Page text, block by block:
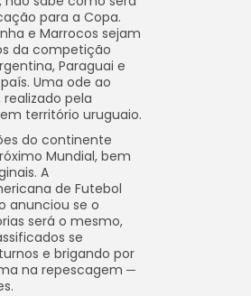
para a Copa.
e Marrocos sejam
da competição
Paraguai e
Uma ode ao
pela
território uruguaio.
do continente
Mundial, bem
A
de Futebol
anunciou se o
será o mesmo,
se
e brigando por
na repescagem ─